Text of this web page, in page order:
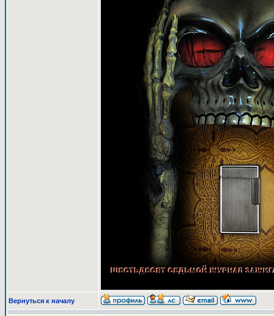
Вернуться к началу